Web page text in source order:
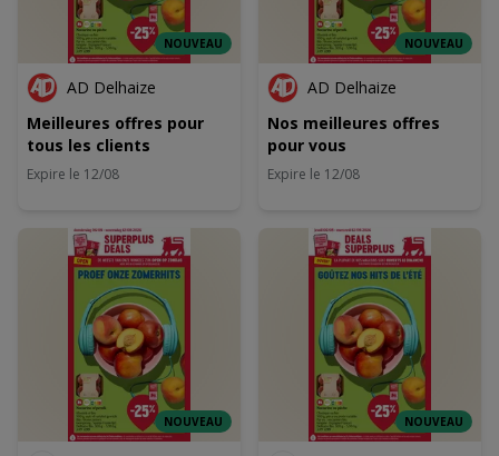
NOUVEAU
AD Delhaize
Meilleures offres pour
tous les clients
Expire le 12/08
NOUVEAU
AD Delhaize
Nos meilleures offres
pour vous
Expire le 12/08
NOUVEAU NOUVEAU